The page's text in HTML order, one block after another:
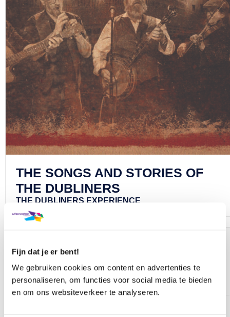
Fijn dat je er bent!
We gebruiken cookies om content en advertenties te
personaliseren, om functies voor social media te bieden
en om ons websiteverkeer te analyseren.
THE SONGS AND STORIES OF
THE DUBLINERS
THE DUBLINERS EXPERIENCE
Hoeveel kaarten wil je bestellen?